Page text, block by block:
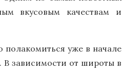
вкусовым качествам и
уже в начале
В зависимости от широты в